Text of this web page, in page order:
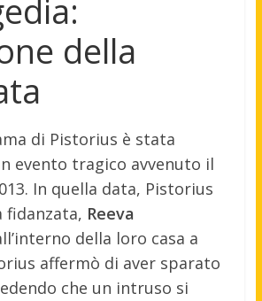
della
di Pistorius è stata
evento tragico avvenuto il
In quella data, Pistorius
fidanzata, Reeva
della loro casa a
affermò di aver sparato
che un intruso si